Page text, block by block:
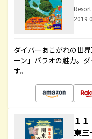
ダイバーあこがれの世
ーン」パラオの魅力。
す。
１
東